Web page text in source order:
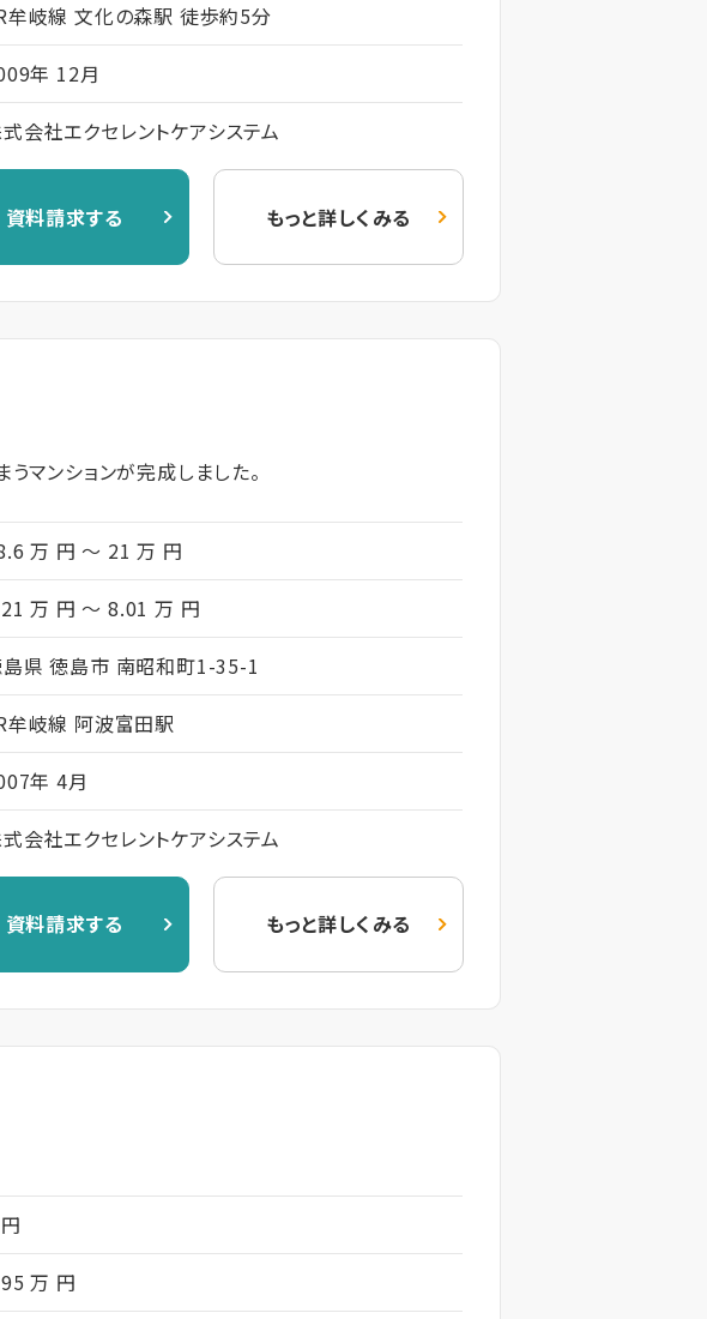
牟岐線 文化の森駅 徒歩約5分
年 12月
会社エクセレントケアシステム
資料請求する もっと詳しくみる
マンションが完成しました。
万 円 ～ 21 万 円
万 円 ～ 8.01 万 円
県 徳島市 南昭和町1-35-1
牟岐線 阿波富田駅
年 4月
会社エクセレントケアシステム
資料請求する もっと詳しくみる
万 円